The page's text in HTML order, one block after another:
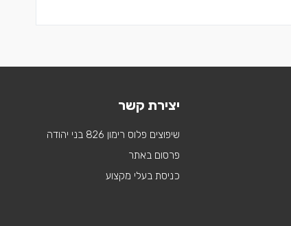
יצירת קשר
שיפוצים פלוס רימון 826 בני יהודה
פרסום באתר
כניסת בעלי מקצוע